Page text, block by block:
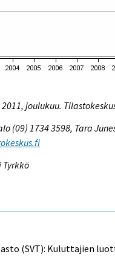
joulukuu.
(09) 1734 3598, Tara
(SVT): Kuluttajien